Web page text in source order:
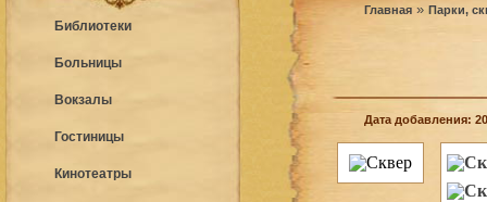
Библиотеки
Больницы
Вокзалы
Гостиницы
Кинотеатры
Главная » Парки,
Дата добавления: